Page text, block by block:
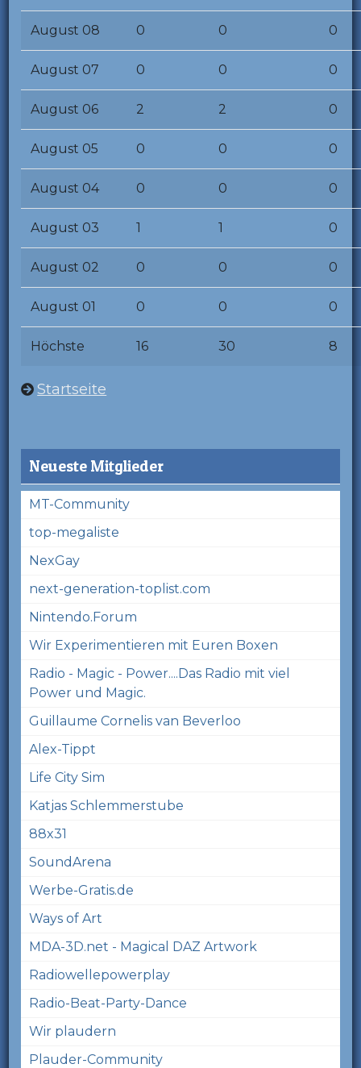
August 08 0 0 0
August 07 0 0 0
August 06 2 2 0
August 05 0 0 0
August 04 0 0 0
August 03 1 1 0
August 02 0 0 0
August 01 0 0 0
Höchste 16 30 8
Startseite
Neueste Mitglieder
MT-Community
top-megaliste
NexGay
next-generation-toplist.com
Nintendo.Forum
Wir Experimentieren mit Euren Boxen
Radio - Magic - Power....Das Radio mit viel
Power und Magic.
Guillaume Cornelis van Beverloo
Alex-Tippt
Life City Sim
Katjas Schlemmerstube
88x31
SoundArena
Werbe-Gratis.de
Ways of Art
MDA-3D.net - Magical DAZ Artwork
Radiowellepowerplay
Radio-Beat-Party-Dance
Wir plaudern
Plauder-Community